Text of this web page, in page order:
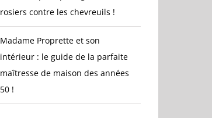
rosiers contre les chevreuils !
Madame Proprette et son
intérieur : le guide de la parfaite
maîtresse de maison des années
50 !